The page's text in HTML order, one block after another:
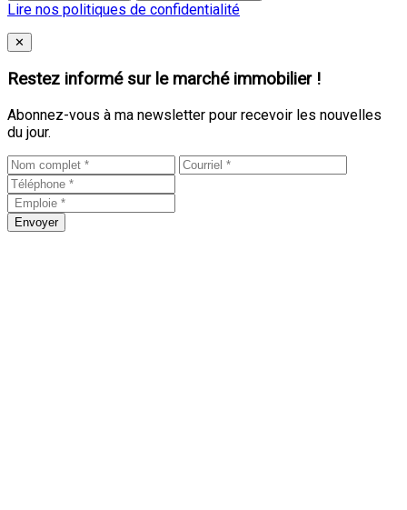
Lire nos politiques de confidentialité
Close
✕
Restez informé sur le marché immobilier !
Abonnez-vous à ma newsletter pour recevoir les nouvelles
du jour.
Envoyer